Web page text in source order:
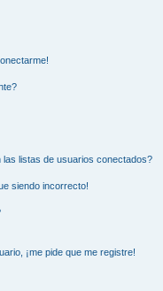
listas de usuarios conectados?
siendo incorrecto!
¡me pide que me registre!